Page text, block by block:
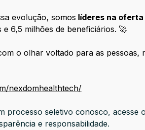
evolução, somos líderes na oferta
6,5 milhões de beneficiários. 🚀
o olhar voltado para as
nexdomhealthtech/
processo seletivo conosco, acesse
e responsabilidade.